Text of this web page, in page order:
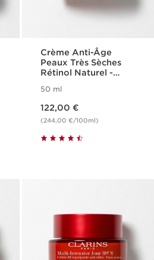
Crème Anti-Âge
Peaux Très Sèches
Rétinol Naturel -
50 ml
122,00 €
(244,00 €/100ml)